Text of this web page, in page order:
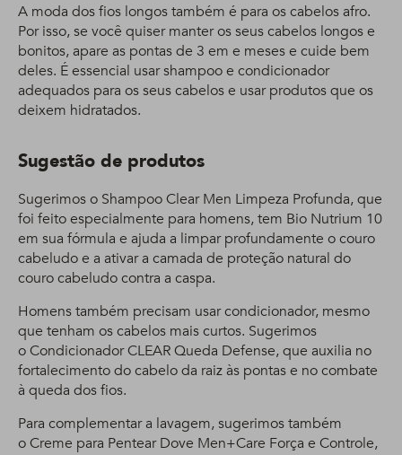
A moda dos fios longos também é para os cabelos afro.
Por isso, se você quiser manter os seus cabelos longos e
bonitos, apare as pontas de 3 em e meses e cuide bem
deles. É essencial usar shampoo e condicionador
adequados para os seus cabelos e usar produtos que os
deixem hidratados.
Sugestão de produtos
Sugerimos o Shampoo Clear Men Limpeza Profunda, que
foi feito especialmente para homens, tem Bio Nutrium 10
em sua fórmula e ajuda a limpar profundamente o couro
cabeludo e a ativar a camada de proteção natural do
couro cabeludo contra a caspa.
Homens também precisam usar condicionador, mesmo
que tenham os cabelos mais curtos. Sugerimos
o Condicionador CLEAR Queda Defense, que auxilia no
fortalecimento do cabelo da raiz às pontas e no combate
à queda dos fios.
Para complementar a lavagem, sugerimos também
o Creme para Pentear Dove Men+Care Força e Controle,